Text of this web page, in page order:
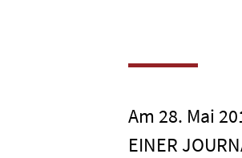
Am 28. Mai
EINER